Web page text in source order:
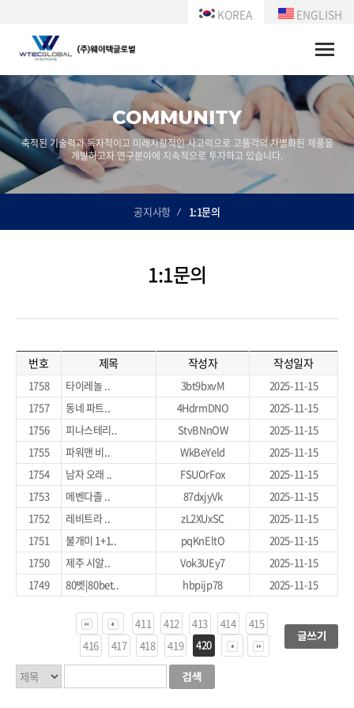
KOREA ENGLISH
Toggle
COMMUNITY
축적된 기술력과 독자적이고 미래지향적인 사고력으로 고품걱의 차별화된 제품을
개발하고자 연구분야에 지속적으로 투자하고 있습니다.
공지사항 1:1문의
1:1문의
번호 제목 작성자 작성일자
1758 타이레놀 .. 3bt9bxvM
2025-11-15
1757
동네 파트.. 4HdrmDNO
2025-11-15
1756
피나스테리.. StvBNnOW
2025-11-15
1755
파워맨 비.. WkBeYeld
2025-11-15
1754
남자 오래 .. FSUOrFox
2025-11-15
1753
메벤다졸 .. 87dxjyVk
2025-11-15
1752
레비트라 .. zL2XUxSC
2025-11-15
1751
불개미 1+1.. pqKnEltO
2025-11-15
1750
제주 시알.. Vok3UEy7
2025-11-15
1749
80벳|80bet.. hbpijp78 2025-11-15
411 412 413 414
415
416
417 418 419 420